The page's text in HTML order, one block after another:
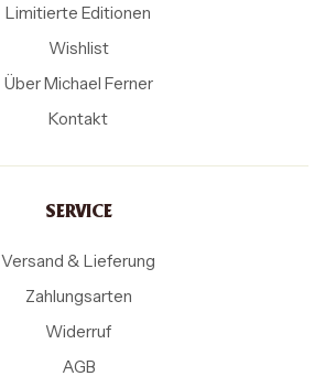
Limitierte Editionen
Wishlist
Über Michael Ferner
Kontakt
SERVICE
Versand & Lieferung
Zahlungsarten
Widerruf
AGB